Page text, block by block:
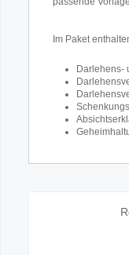
Im Paket
Darlehens-